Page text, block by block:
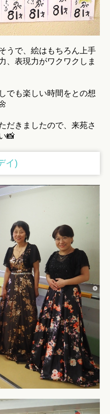
うで、絵はもちろん上手
、表現力がワクワクしま
でも楽しい時間をとの想
だきましたので、来苑さ
📸
イ)